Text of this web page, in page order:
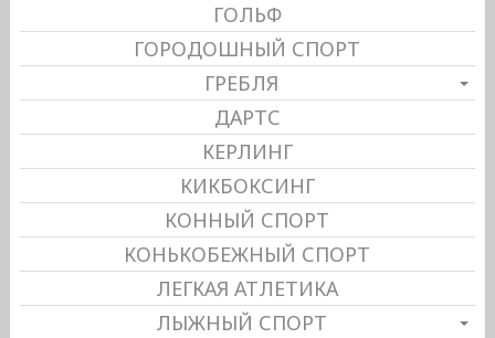
ГОЛЬФ
ГОРОДОШНЫЙ СПОРТ
ГРЕБЛЯ
ДАРТС
КЕРЛИНГ
КИКБОКСИНГ
КОННЫЙ СПОРТ
КОНЬКОБЕЖНЫЙ СПОРТ
ЛЕГКАЯ АТЛЕТИКА
ЛЫЖНЫЙ СПОРТ